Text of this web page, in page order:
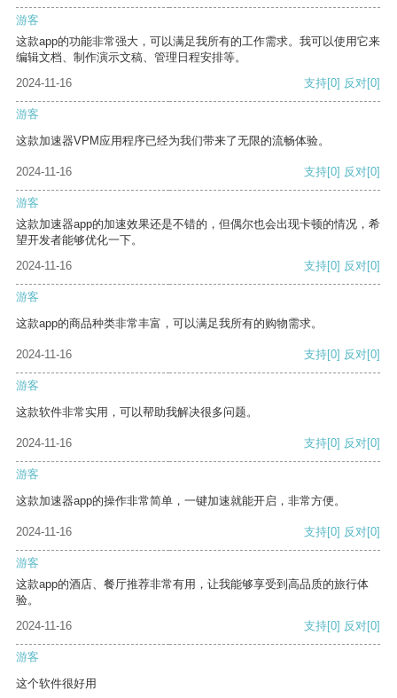
游客
这款app的功能非常强大，可以满足我所有的工作需求。我可以使用它来
编辑文档、制作演示文稿、管理日程安排等。
2024-11-16
支持[0] 反对[0]
游客
这款加速器VPM应用程序已经为我们带来了无限的流畅体验。
2024-11-16 支持[0] 反对[0]
游客
这款加速器app的加速效果还是不错的，但偶尔也会出现卡顿的情况，希
望开发者能够优化一下。
2024-11-16
支持[0] 反对[0]
游客
这款app的商品种类非常丰富，可以满足我所有的购物需求。
2024-11-16 支持[0] 反对[0]
游客
这款软件非常实用，可以帮助我解决很多问题。
2024-11-16 支持[0] 反对[0]
游客
这款加速器app的操作非常简单，一键加速就能开启，非常方便。
2024-11-16 支持[0] 反对[0]
游客
这款app的酒店、餐厅推荐非常有用，让我能够享受到高品质的旅行体
验。
2024-11-16
支持[0] 反对[0]
游客
这个软件很好用